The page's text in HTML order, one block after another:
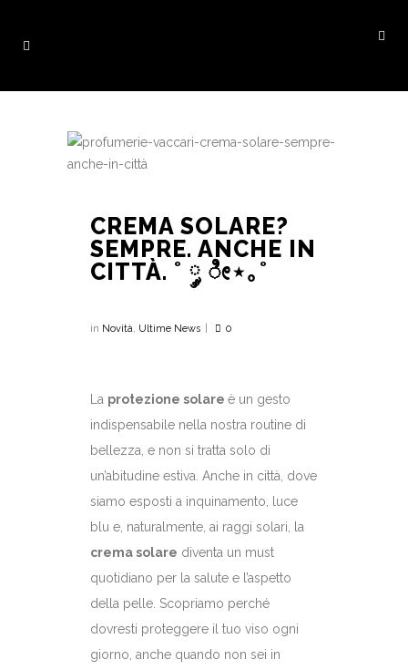
CREMA SOLARE?
SEMPRE. ANCHE IN
CITTÀ. ˚ ༘ ೀ⋆｡˚
in Novità, Ultime News 0
La protezione solare è un gesto
indispensabile nella nostra routine di
bellezza, e non si tratta solo di
un’abitudine estiva. Anche in città, dove
siamo esposti a inquinamento, luce
blu e, naturalmente, ai raggi solari, la
crema solare diventa un must
quotidiano per la salute e l’aspetto
della pelle. Scopriamo perché
dovresti proteggere il tuo viso ogni
giorno, anche quando non sei in